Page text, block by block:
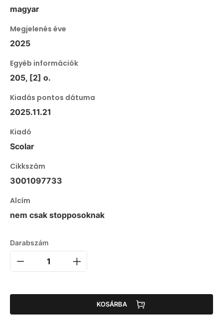
magyar
Megjelenés éve
2025
Egyéb információk
205, [2] o.
Kiadás pontos dátuma
2025.11.21
Kiadó
Scolar
Cikkszám
3001097733
Alcím
nem csak stopposoknak
Darabszám
KOSÁRBA